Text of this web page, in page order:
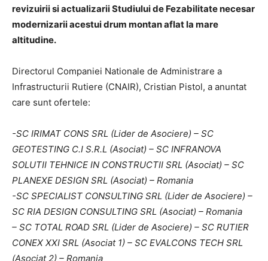
revizuirii si actualizarii Studiului de Fezabilitate necesar
modernizarii acestui drum montan aflat la mare
altitudine.
Directorul Companiei Nationale de Administrare a
Infrastructurii Rutiere (CNAIR), Cristian Pistol, a anuntat
care sunt ofertele:
-SC IRIMAT CONS SRL (Lider de Asociere) – SC
GEOTESTING C.I S.R.L (Asociat) – SC INFRANOVA
SOLUTII TEHNICE IN CONSTRUCTII SRL (Asociat) – SC
PLANEXE DESIGN SRL (Asociat) – Romania
-SC SPECIALIST CONSULTING SRL (Lider de Asociere) –
SC RIA DESIGN CONSULTING SRL (Asociat) – Romania
– SC TOTAL ROAD SRL (Lider de Asociere) – SC RUTIER
CONEX XXI SRL (Asociat 1) – SC EVALCONS TECH SRL
(Asociat 2) – Romania